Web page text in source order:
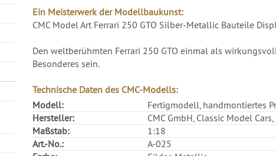
Ein Meisterwerk der Modellbaukunst:
CMC Model Art Ferrari 250 GTO Silber-Metallic Bauteile
Den weltberühmten Ferrari 250 GTO einmal als
Besonderes sein.
Technische Daten des CMC-Modells:
Modell:
Fertigmodell, handmontiertes
Hersteller:
CMC GmbH, Classic Model
Maßstab:
1:18
Art.-No.:
A-025